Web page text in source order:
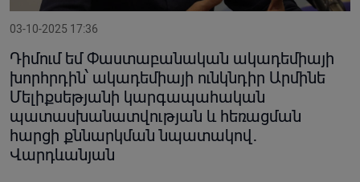
03-10-2025 17:36
Դիմում եմ Փաստաբանական ակադեմիայի
խորհրդին՝ ակադեմիայի ունկնդիր Արմինե
Մելիքսեթյանի կարգապահական
պատասխանատվության և հեռացման
հարցի քննարկման նպատակով․
Վարդևանյան